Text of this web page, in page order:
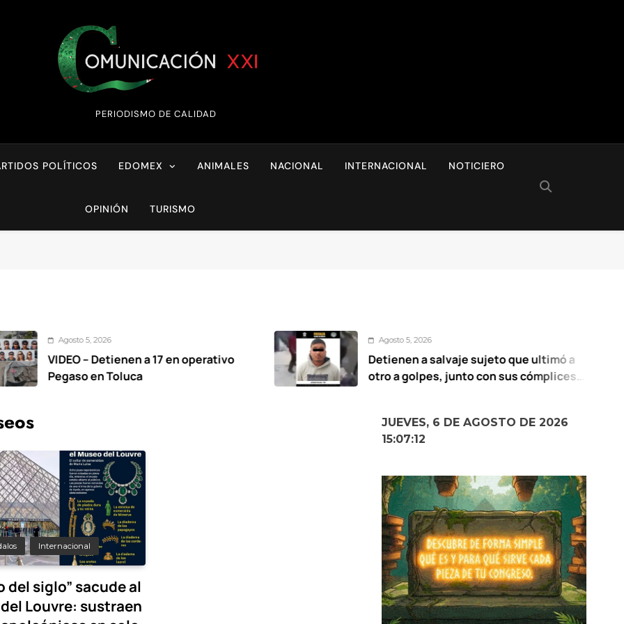
Comunicación XXI
PERIODISMO DE CALIDAD
POLÍTICOS EDOMEX ANIMALES NACIONAL INTERNACIONAL NOTICIERO
OPINIÓN TURISMO
5, 2026
– Detienen a 17 en operativo
en Toluca
Agosto 5, 2026
Detienen a salvaje sujeto que ultimó a
otro a golpes, junto con sus cómplices
Internacional
del siglo” sacude al
Louvre: sustraen
JUEVES, 6 DE AGOSTO DE 2026
15:07:13